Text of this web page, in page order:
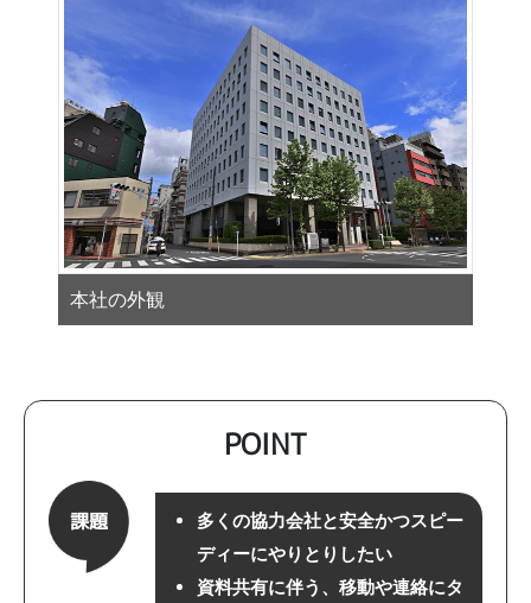
本社の外観
POINT
課題
多くの協力会社と安全かつスピー
ディーにやりとりしたい
資料共有に伴う、移動や連絡にタ